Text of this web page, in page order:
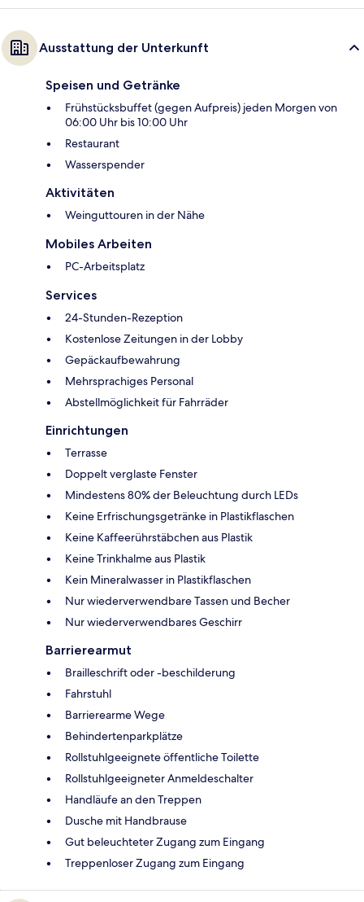
Ausstattung der Unterkunft
Speisen und Getränke
Frühstücksbuffet (gegen Aufpreis) jeden Morgen von
06:00 Uhr bis 10:00 Uhr
Restaurant
Wasserspender
Aktivitäten
Weinguttouren in der Nähe
Mobiles Arbeiten
PC-Arbeitsplatz
Services
24-Stunden-Rezeption
Kostenlose Zeitungen in der Lobby
Gepäckaufbewahrung
Mehrsprachiges Personal
Abstellmöglichkeit für Fahrräder
Einrichtungen
Terrasse
Doppelt verglaste Fenster
Mindestens 80% der Beleuchtung durch LEDs
Keine Erfrischungsgetränke in Plastikflaschen
Keine Kaffeerührstäbchen aus Plastik
Keine Trinkhalme aus Plastik
Kein Mineralwasser in Plastikflaschen
Nur wiederverwendbare Tassen und Becher
Nur wiederverwendbares Geschirr
Barrierearmut
Brailleschrift oder -beschilderung
Fahrstuhl
Barrierearme Wege
Behindertenparkplätze
Rollstuhlgeeignete öffentliche Toilette
Rollstuhlgeeigneter Anmeldeschalter
Handläufe an den Treppen
Dusche mit Handbrause
Gut beleuchteter Zugang zum Eingang
Treppenloser Zugang zum Eingang